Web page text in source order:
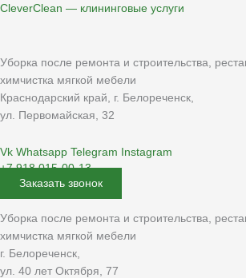
Перейти
CleverClean — клининговые услуги
Уборка после ремонта и строительства,
химчистка мягкой мебели
Краснодарский край, г. Белореченск,
ул. Первомайская, 32
Vk Whatsapp Telegram
Instagram
+7 918 015-00-13
Заказать звонок
Уборка после ремонта и строительства,
химчистка мягкой мебели
г. Белореченск,
ул. 40 лет Октября, 77